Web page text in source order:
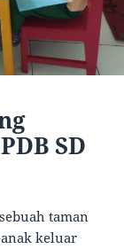
SD
taman
keluar